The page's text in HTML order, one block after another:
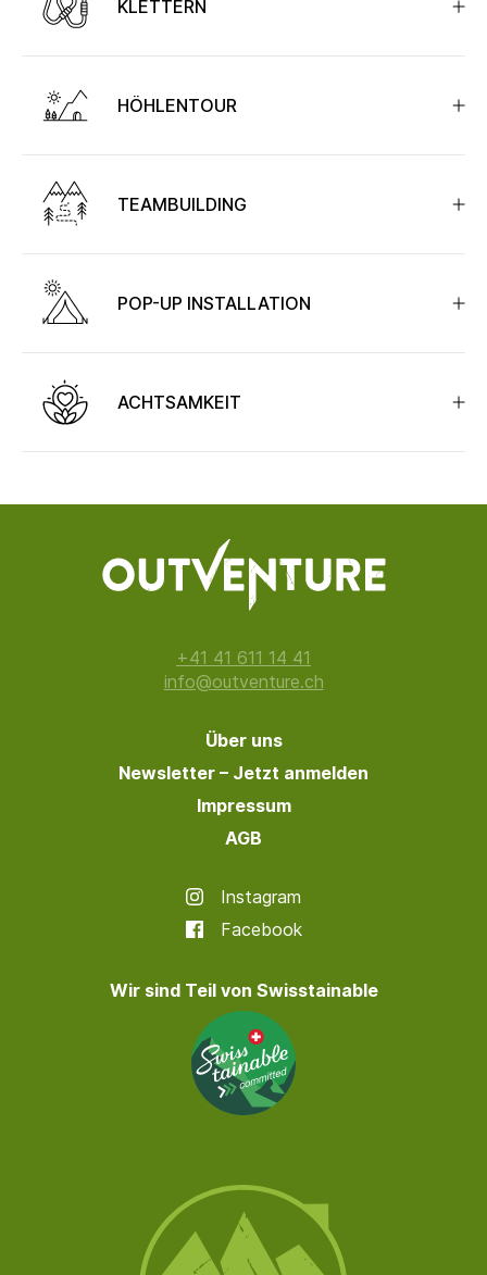
KLETTERN
HÖHLENTOUR
TEAMBUILDING
POP-UP INSTALLATION
ACHTSAMKEIT
+41 41 611 14 41
info@outventure.ch
Über uns
Newsletter – Jetzt anmelden
Impressum
AGB
Instagram
Facebook
Wir sind Teil von Swisstainable